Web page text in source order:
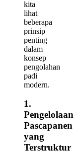
kita
lihat
beberapa
prinsip
penting
dalam
konsep
pengolahan
padi
modern.
1.
Pengelolaan
Pascapanen
yang
Terstruktur